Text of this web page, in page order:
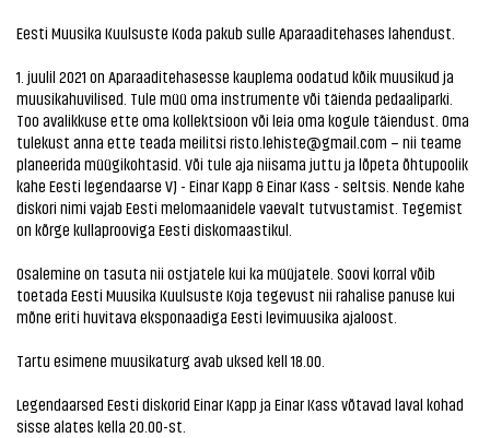
Eesti Muusika Kuulsuste Koda pakub sulle Aparaaditehases lahendust.
1. juulil 2021 on Aparaaditehasesse kauplema oodatud kõik muusikud ja
muusikahuvilised. Tule müü oma instrumente või täienda pedaaliparki.
Too avalikkuse ette oma kollektsioon või leia oma kogule täiendust. Oma
tulekust anna ette teada meilitsi risto.lehiste@gmail.com – nii teame
planeerida müügikohtasid. Või tule aja niisama juttu ja lõpeta õhtupoolik
kahe Eesti legendaarse VJ - Einar Kapp & Einar Kass - seltsis. Nende kahe
diskori nimi vajab Eesti melomaanidele vaevalt tutvustamist. Tegemist
on kõrge kullaprooviga Eesti diskomaastikul.
Osalemine on tasuta nii ostjatele kui ka müüjatele. Soovi korral võib
toetada Eesti Muusika Kuulsuste Koja tegevust nii rahalise panuse kui
mõne eriti huvitava eksponaadiga Eesti levimuusika ajaloost.
Tartu esimene muusikaturg avab uksed kell 18.00.
Legendaarsed Eesti diskorid Einar Kapp ja Einar Kass võtavad laval kohad
sisse alates kella 20.00-st.